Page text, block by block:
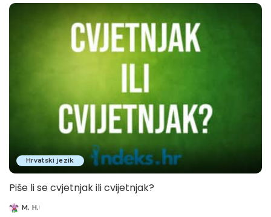
Hrvatski jezik
Piše li se cvjetnjak ili cvijetnjak?
Posted
M. H.